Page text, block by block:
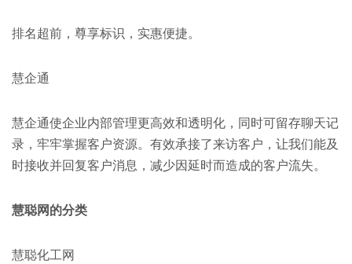
排名超前，尊享标识，实惠便捷。
慧企通
慧企通使企业内部管理更高效和透明化，同时可留存聊天记
录，牢牢掌握客户资源。有效承接了来访客户，让我们能及
时接收并回复客户消息，减少因延时而造成的客户流失。
慧聪网的分类
慧聪化工网